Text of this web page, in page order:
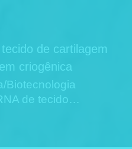
de cartilagem
criogênica
Biotecnologia
de tecido…